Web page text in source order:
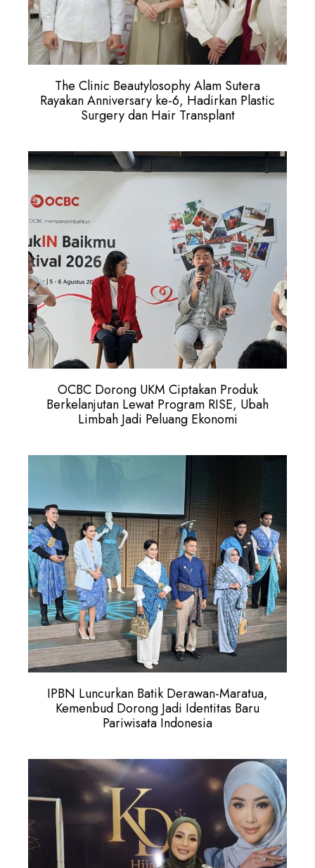
The Clinic Beautylosophy Alam Sutera
Rayakan Anniversary ke-6, Hadirkan Plastic
Surgery dan Hair Transplant
OCBC Dorong UKM Ciptakan Produk
Berkelanjutan Lewat Program RISE, Ubah
Limbah Jadi Peluang Ekonomi
IPBN Luncurkan Batik Derawan-Maratua,
Kemenbud Dorong Jadi Identitas Baru
Pariwisata Indonesia